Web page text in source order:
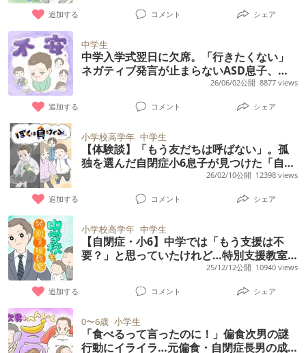
追加する コメント シェア
中学生
中学入学式翌日に欠席。「行きたくない」
ネガティブ発言が止まらないASD息子、休
ませる？親の対応は【体験談】26/06/02公開 8877 views
追加する コメント シェア
小学校高学年 中学生
【体験談】「もう友だちは呼ばない」。孤
独を選んだ自閉症小6息子が見つけた「自分
26/02/10公開 12398 views
追加する コメント シェア
小学校高学年 中学生
【自閉症・小6】中学では「もう支援は不
要？」と思っていたけれど…特別支援教室
の継続を決めた、専門家の3つの指摘と親の
25/12/12公開 10940 views
追加する コメント シェア
0〜6歳 小学生
「食べるって言ったのに！」偏食次男の謎
行動にイライラ…元偏食・自閉症長男の成